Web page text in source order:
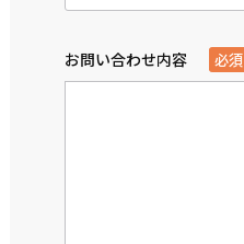
お問い合わせ内容 必須